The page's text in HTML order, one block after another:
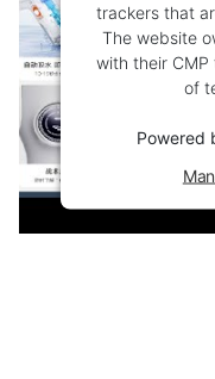
trackers that
The website
with their
of
Powered